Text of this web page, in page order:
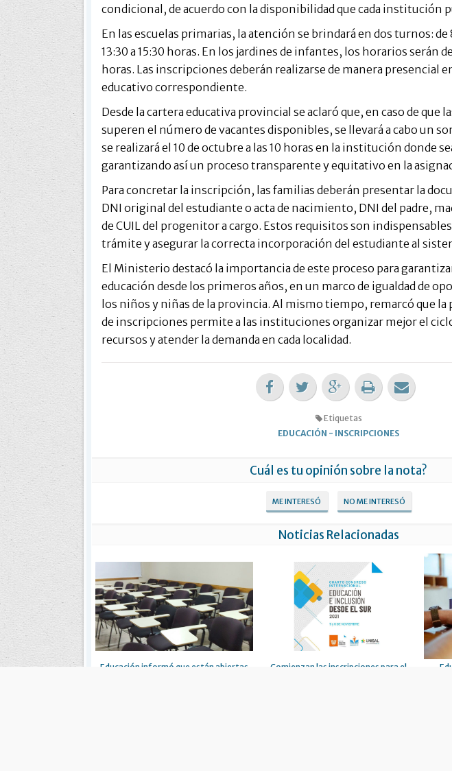
condicional, de acuerdo con la disponibilidad que cada institución
En las escuelas primarias, la atención se brindará en dos turnos: de
13:30 a 15:30 horas. En los jardines de infantes, los horarios serán de
horas. Las inscripciones deberán realizarse de manera presencial
educativo correspondiente.
Desde la cartera educativa provincial se aclaró que, en caso de que
superen el número de vacantes disponibles, se llevará a cabo un
se realizará el 10 de octubre a las 10 horas en la institución donde
garantizando así un proceso transparente y equitativo en la
Para concretar la inscripción, las familias deberán presentar la
DNI original del estudiante o acta de nacimiento, DNI del padre,
de CUIL del progenitor a cargo. Estos requisitos son
trámite y asegurar la correcta incorporación del estudiante al
El Ministerio destacó la importancia de este proceso para
educación desde los primeros años, en un marco de igualdad de
los niños y niñas de la provincia. Al mismo tiempo, remarcó que
de inscripciones permite a las instituciones organizar mejor el
recursos y atender la demanda en cada localidad.
Etiquetas
EDUCACIÓN - INSCRIPCIONES
Cuál es tu opinión sobre la nota?
ME INTERESÓ NO ME INTERESÓ
Noticias Relacionadas
Educación informó que están abiertas
Comienzan las inscripciones para el